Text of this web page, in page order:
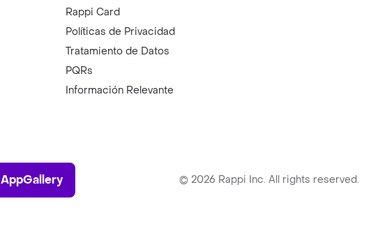
Rappi Card
Políticas de Privacidad
Tratamiento de Datos
PQRs
Información Relevante
AppGallery
AppGallery © 2026 Rappi Inc. All rights reserved.